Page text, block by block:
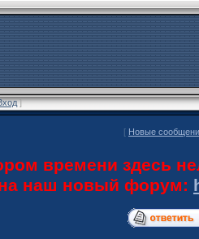
]
[ Новые
времени здесь
наш новый форум: